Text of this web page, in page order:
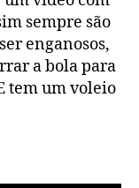
sempre são
enganosos,
a bola para
tem um voleio